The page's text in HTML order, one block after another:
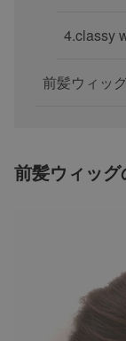
4.classy
前髪ウィッ
前髪ウィッ